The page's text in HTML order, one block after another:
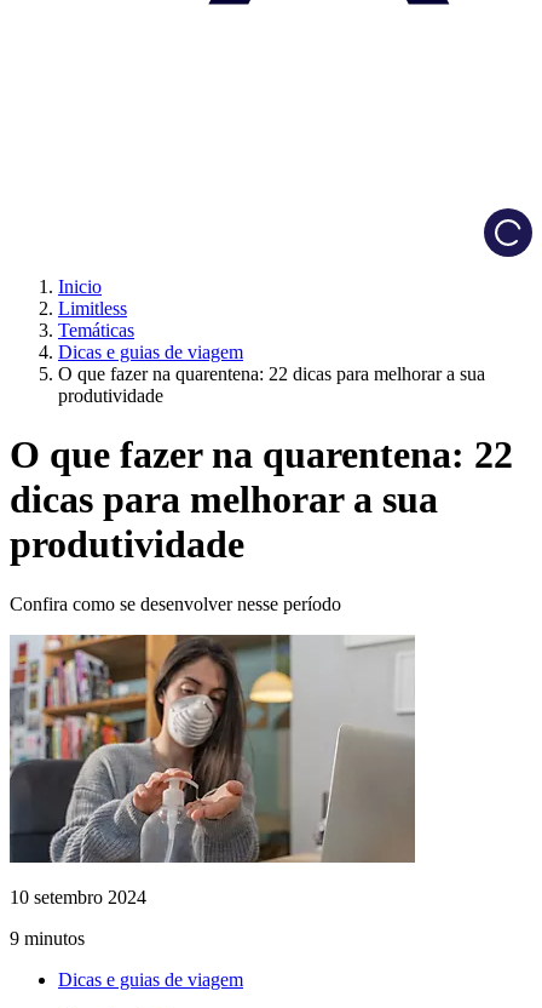
Inicio
Limitless
Temáticas
Dicas e guias de viagem
O que fazer na quarentena: 22 dicas para melhorar a sua
produtividade
O que fazer na quarentena: 22
dicas para melhorar a sua
produtividade
Confira como se desenvolver nesse período
10 setembro 2024
9 minutos
Dicas e guias de viagem